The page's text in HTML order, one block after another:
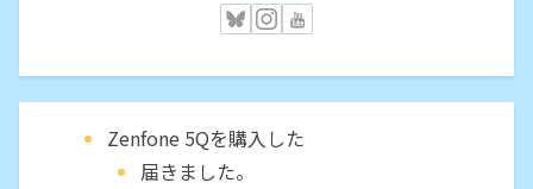
Zenfone 5Qを購入した
届きました。